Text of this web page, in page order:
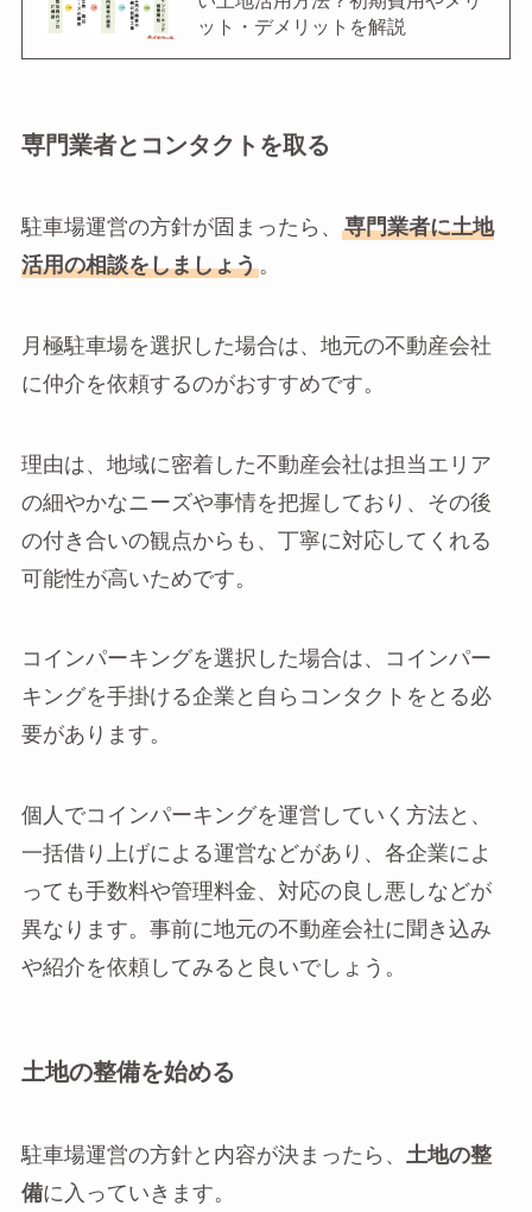
ット・デメリットを解説
専門業者とコンタクトを取る
駐車場運営の方針が固まったら、
専門業者に土地
活用の相談をしましょう。
月極駐車場を選択した場合は、地元の不動産会社
に仲介を依頼するのがおすすめです。
理由は、地域に密着した不動産会社は担当エリア
の細やかなニーズや事情を把握しており、その後
の付き合いの観点からも、丁寧に対応してくれる
可能性が高いためです。
コインパーキングを選択した場合は、コインパー
キングを手掛ける企業と自らコンタクトをとる必
要があります。
個人でコインパーキングを運営していく方法と、
一括借り上げによる運営などがあり、各企業によ
っても手数料や管理料金、対応の良し悪しなどが
異なります。事前に地元の不動産会社に聞き込み
や紹介を依頼してみると良いでしょう。
土地の整備を始める
駐車場運営の方針と内容が決まったら、
土地の整
備に入っていきます。